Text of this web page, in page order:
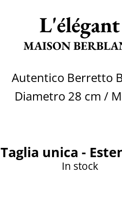
L'élégant
MAISON
Autentico Berretto
Diametro 28 cm /
Taglia unica -
In stock